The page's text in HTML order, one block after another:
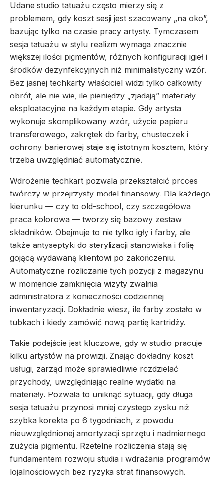
Udane studio tatuażu często mierzy się z
problemem, gdy koszt sesji jest szacowany „na oko”,
bazując tylko na czasie pracy artysty. Tymczasem
sesja tatuażu w stylu realizm wymaga znacznie
większej ilości pigmentów, różnych konfiguracji igieł i
środków dezynfekcyjnych niż minimalistyczny wzór.
Bez jasnej techkarty właściciel widzi tylko całkowity
obrót, ale nie wie, ile pieniędzy „zjadają” materiały
eksploatacyjne na każdym etapie. Gdy artysta
wykonuje skomplikowany wzór, użycie papieru
transferowego, zakrętek do farby, chusteczek i
ochrony barierowej staje się istotnym kosztem, który
trzeba uwzględniać automatycznie.
Wdrożenie techkart pozwala przekształcić proces
twórczy w przejrzysty model finansowy. Dla każdego
kierunku — czy to old-school, czy szczegółowa
praca kolorowa — tworzy się bazowy zestaw
składników. Obejmuje to nie tylko igły i farby, ale
także antyseptyki do sterylizacji stanowiska i folię
gojącą wydawaną klientowi po zakończeniu.
Automatyczne rozliczanie tych pozycji z magazynu
w momencie zamknięcia wizyty zwalnia
administratora z konieczności codziennej
inwentaryzacji. Dokładnie wiesz, ile farby zostało w
tubkach i kiedy zamówić nową partię kartridży.
Takie podejście jest kluczowe, gdy w studio pracuje
kilku artystów na prowizji. Znając dokładny koszt
usługi, zarząd może sprawiedliwie rozdzielać
przychody, uwzględniając realne wydatki na
materiały. Pozwala to uniknąć sytuacji, gdy długa
sesja tatuażu przynosi mniej czystego zysku niż
szybka korekta po 6 tygodniach, z powodu
nieuwzględnionej amortyzacji sprzętu i nadmiernego
zużycia pigmentu. Rzetelne rozliczenia stają się
fundamentem rozwoju studia i wdrażania programów
lojalnościowych bez ryzyka strat finansowych.